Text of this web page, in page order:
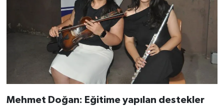
Mehmet Doğan: Eğitime yapılan destekler